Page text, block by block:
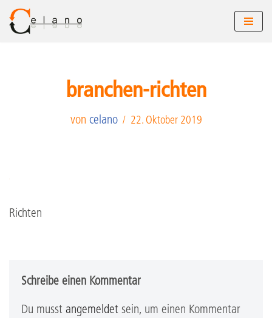
Zum
branchen-richten
von celano 22. Oktober 2019
Richten
Schreibe einen Kommentar
Du musst angemeldet sein, um einen Kommentar